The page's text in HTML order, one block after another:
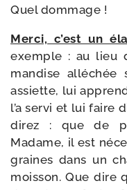
Quel dommage !
Merci, c’est un
exemple : au lieu
man­dise allé­chée
assiette, lui
l’a ser­vi et lui faire
direz : que de
Madame, il est
graines dans un
mois­son. Que dire